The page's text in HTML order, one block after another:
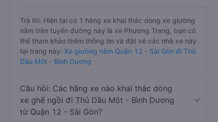
Trả lời: Hiện tại có 1 hãng xe khai thác dòng xe giường
nằm trên tuyến đường này là xe Phương Trang, bạn có
thể tham khảo thêm thông tin và đặt vé các nhà xe này
tại trang này: Xe giường nằm Quận 12 - Sài Gòn đi Thủ
Dầu Một - Bình Dương
Câu hỏi: Các hãng xe nào khai thác dòng
xe ghế ngồi đi Thủ Dầu Một - Bình Dương
từ Quận 12 - Sài Gòn?